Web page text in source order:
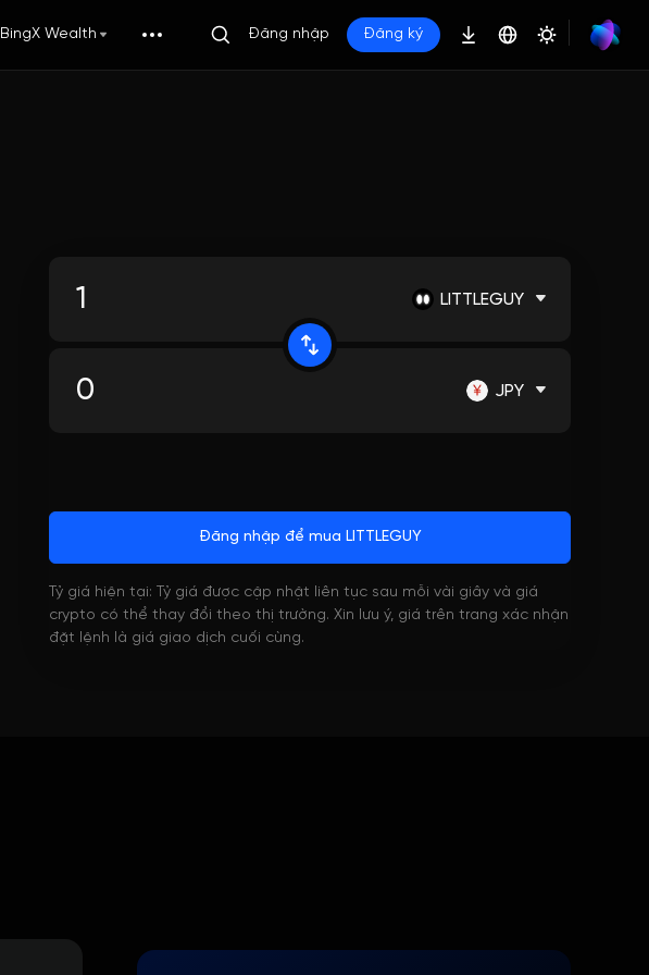
BingX Wealth Đăng nhập Đăng ký
LITTLEGUY
JPY
Đăng nhập để mua LITTLEGUY
Tỷ giá hiện tại: Tỷ giá được cập nhật liên tục sau mỗi vài giây và giá
crypto có thể thay đổi theo thị trường. Xin lưu ý, giá trên trang xác nhận
đặt lệnh là giá giao dịch cuối cùng.